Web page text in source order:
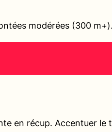
modérées (300 m+).
en récup. Accentuer